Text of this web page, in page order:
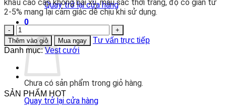
Quay trở lại cửa hàng
0
Chưa có sản phẩm trong giỏ hàng.
Quay trở lại cửa hàng
khẩu cao cấp không bai xù, màu sắc thời trang, độ co giãn từ
2-5% mang lại cảm giác dễ chịu khi sử dụng.
ÁO
VEST
GHI
CHÌ
-
AVM567
lượng
Thêm vào giỏ Mua ngay
Tư vấn trực tiếp
Danh mục:Vest cưới
SẢN PHẨM HOT